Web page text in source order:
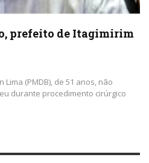
prefeito de Itagimirim
(PMDB), de 51 anos, não
durante procedimento cirúrgico